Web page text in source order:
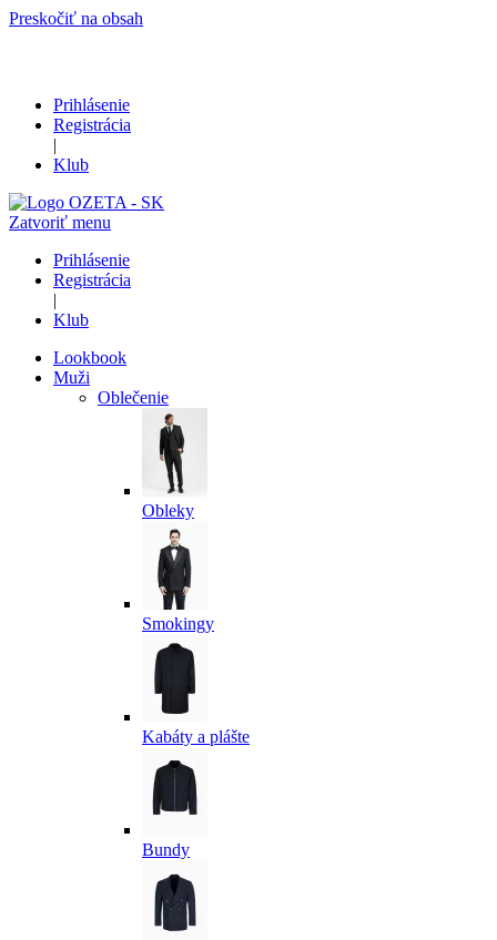
Preskočiť na obsah
Prihlásenie
Registrácia
|
Klub
Zatvoriť menu
Prihlásenie
Registrácia
|
Klub
Lookbook
Muži
Oblečenie
Obleky
Smokingy
Kabáty a plášte
Bundy